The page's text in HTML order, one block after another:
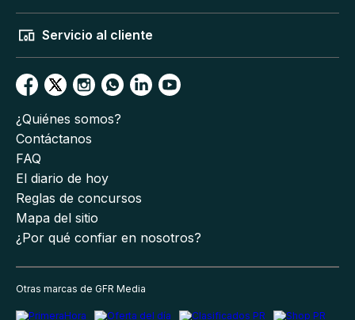
Servicio al cliente
¿Quiénes somos?
Contáctanos
FAQ
El diario de hoy
Reglas de concursos
Mapa del sitio
¿Por qué confiar en nosotros?
Otras marcas de GFR Media